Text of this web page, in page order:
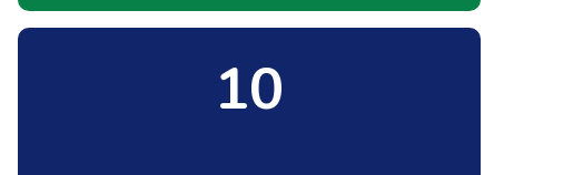
10